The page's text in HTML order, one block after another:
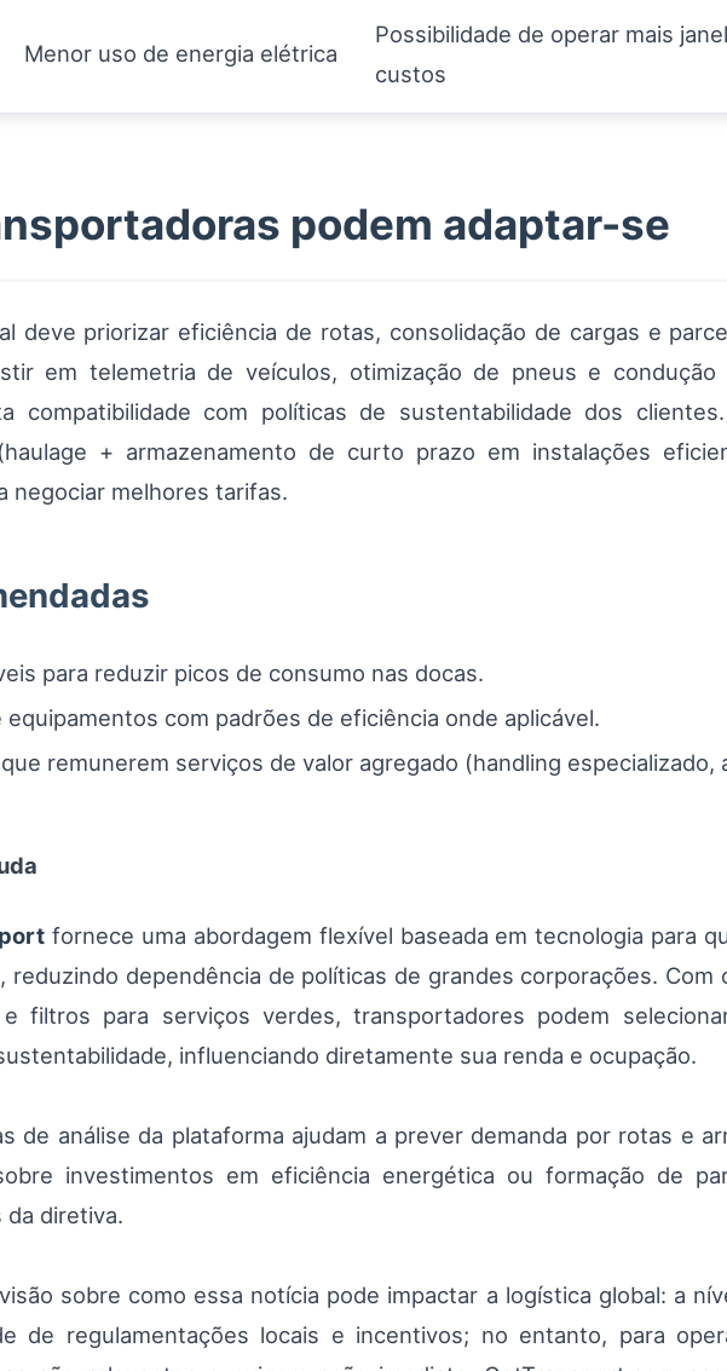
Menor uso de energia elétrica
Possibilidade de operar mais
custos
podem adaptar-se
deve priorizar eficiência de rotas, consolidação de cargas e
em telemetria de veículos, otimização de pneus e
compatibilidade com políticas de sustentabilidade dos
+ armazenamento de curto prazo em instalações
negociar melhores tarifas.
para reduzir picos de consumo nas docas.
com padrões de eficiência onde aplicável.
remunerem serviços de valor agregado (handling
fornece uma abordagem flexível baseada em tecnologia para
reduzindo dependência de políticas de grandes corporações.
filtros para serviços verdes, transportadores podem
influenciando diretamente sua renda e ocupação.
de análise da plataforma ajudam a prever demanda por rotas e
investimentos em eficiência energética ou formação de
da diretiva.
sobre como essa notícia pode impactar a logística global: a
de regulamentações locais e incentivos; no entanto, para